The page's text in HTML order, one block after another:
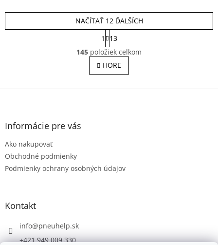
O
v
l
á
a
y
NAČÍTAŤ 12 ĎALŠÍCH
S
t
r
á
n
k
v
1
13
145 položiek celkom
HORE
Z
Informácie pre vás
Ako nakupovať
Obchodné podmienky
Podmienky ochrany osobných údajov
Kontakt
info@pneuhelp.sk
+421 949 009 330